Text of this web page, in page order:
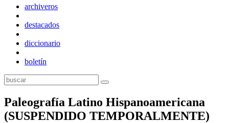
archiveros
destacados
diccionario
boletín
Paleografía Latino Hispanoamericana
(SUSPENDIDO TEMPORALMENTE)